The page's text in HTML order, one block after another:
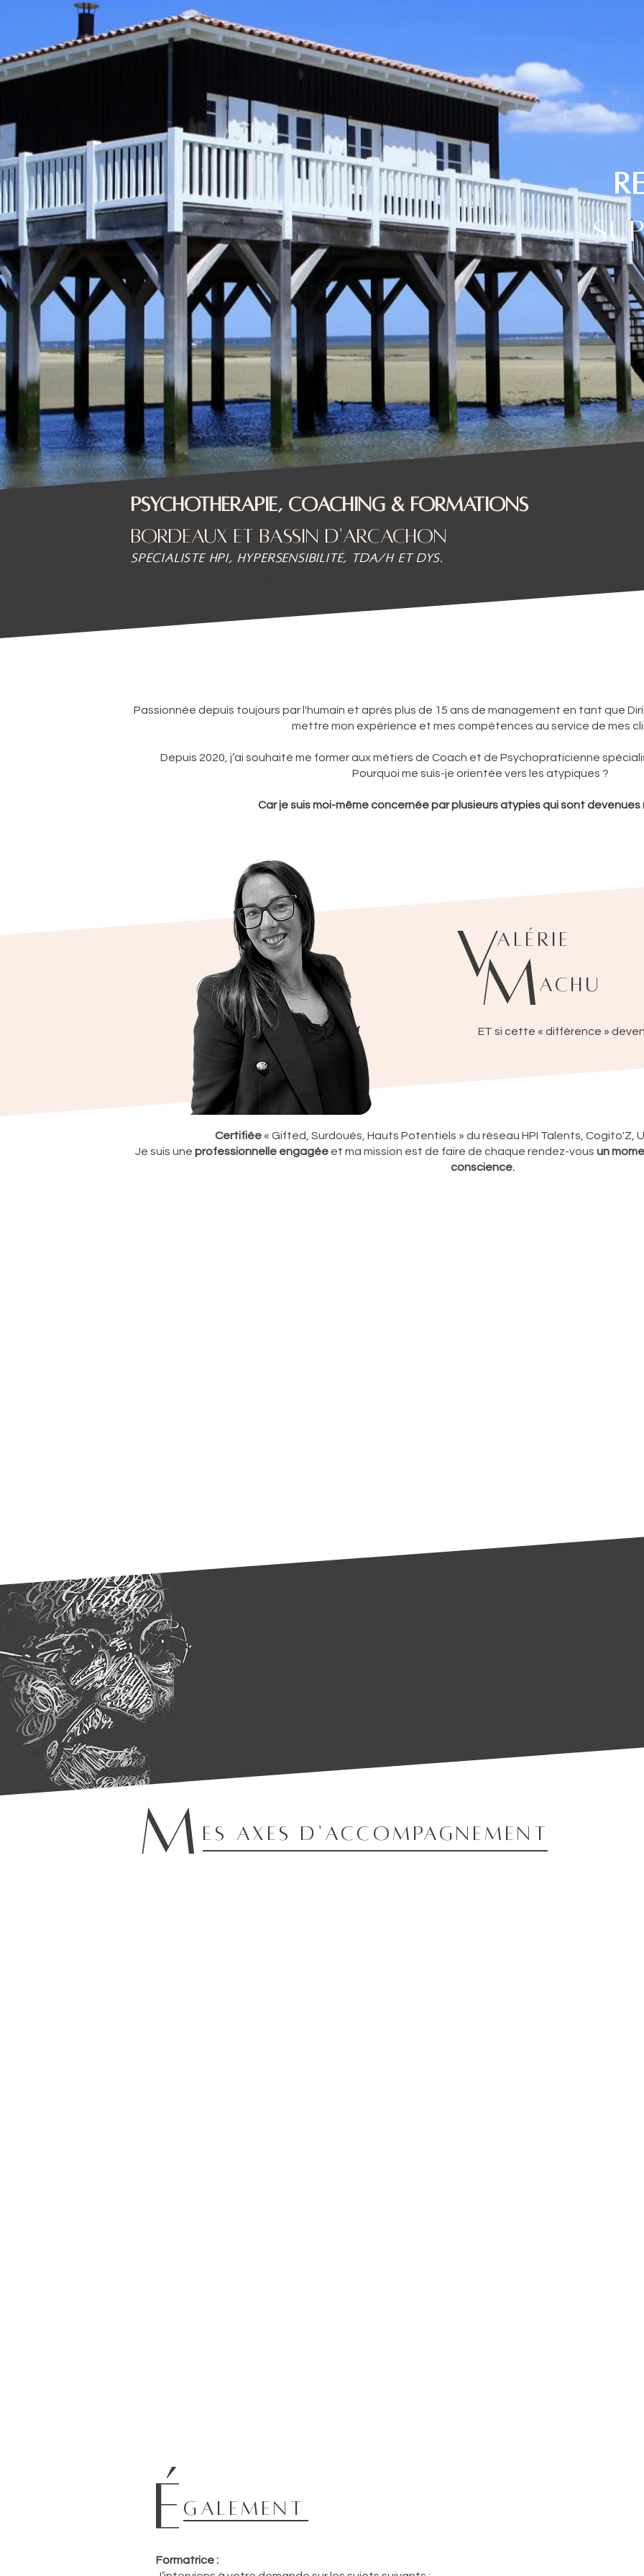
PSYCHOTHÉRAPIE, Coaching & Formations
Bordeaux et Bassin d'Arcachon
Spécialiste HPI, Hypersensibilité, TDA/H et DYS.
Passionnée depuis toujours par l'humain et après plus de 15 ans de management en tant que
mettre mon expérience et mes compétences au service de mes
Depuis 2020, j’ai souhaité me former aux métiers de Coach et de Psychopraticienne
Pourquoi me suis-je orientée vers les atypiques ?
Car je suis moi-même concernée par plusieurs atypies qui sont devenues
achu
alérie
V
M
ET si cette « différence »
Certifiée « Gifted, Surdoués, Hauts Potentiels » du réseau HPI Talents, Cogito'Z,
Je suis une professionnelle engagéeet ma mission est de faire de chaque rendez-vous un
conscience.
Mes axes d'accompagnement
également
Formatrice :